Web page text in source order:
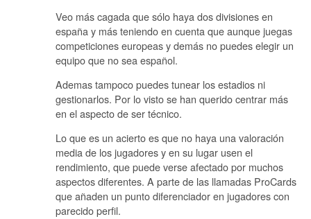
Veo más cagada que sólo haya dos divisiones en
españa y más teniendo en cuenta que aunque juegas
competiciones europeas y demás no puedes elegir un
equipo que no sea español.
Ademas tampoco puedes tunear los estadios ni
gestionarlos. Por lo visto se han querido centrar más
en el aspecto de ser técnico.
Lo que es un acierto es que no haya una valoración
media de los jugadores y en su lugar usen el
rendimiento, que puede verse afectado por muchos
aspectos diferentes. A parte de las llamadas ProCards
que añaden un punto diferenciador en jugadores con
parecido perfil.